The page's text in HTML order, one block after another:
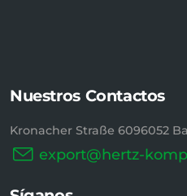
Nuestros Contactos
Kronacher Straße 6096052
export@hertz-